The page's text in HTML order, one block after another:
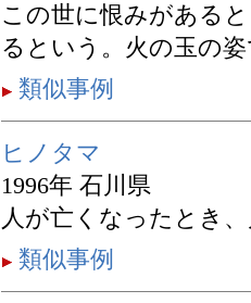
この世に恨みがある
るという。火の玉の
類似事例
ヒノタマ
1996年 石川県
人が亡くなったとき
類似事例